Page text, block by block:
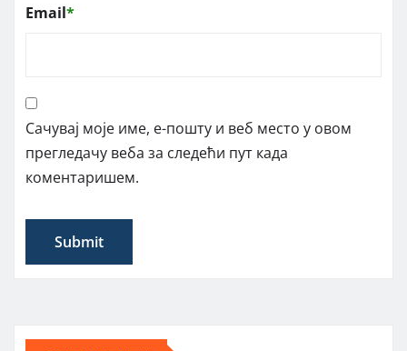
Email*
Сачувај моје име, е-пошту и веб место у овом
прегледачу веба за следећи пут када
коментаришем.